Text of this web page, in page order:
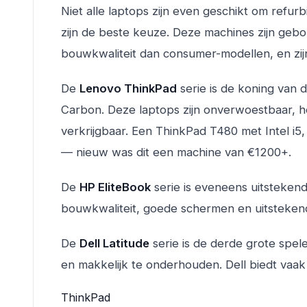
Niet alle laptops zijn even geschikt om
zijn de beste keuze. Deze machines zijn
bouwkwaliteit dan consumer-modellen, en
De Lenovo ThinkPad serie is de koning van
Carbon. Deze laptops zijn onverwoestbaar,
verkrijgbaar. Een ThinkPad T480 met Intel
— nieuw was dit een machine van €1200+.
De HP EliteBook serie is eveneens
bouwkwaliteit, goede schermen en
De Dell Latitude serie is de derde grote
en makkelijk te onderhouden. Dell biedt
ThinkPad